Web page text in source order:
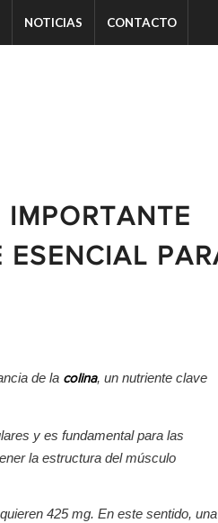
NOTICIAS CONTACTO
de la colina, un nutriente clave
y es fundamental para las
la estructura del músculo
425 mg. En este sentido, una